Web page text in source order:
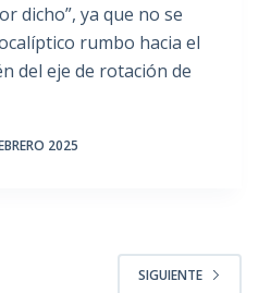
dicho”, ya que no se
rumbo hacia el
del eje de rotación de
2025
SIGUIENTE